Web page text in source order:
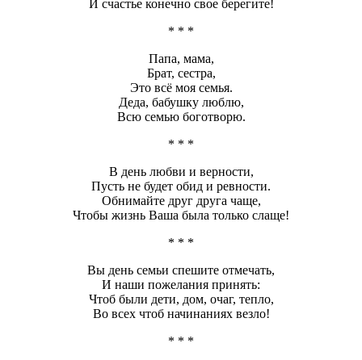
И счастье конечно свое берегите!
* * *
Папа, мама,
Брат, сестра,
Это всё моя семья.
Деда, бабушку люблю,
Всю семью боготворю.
* * *
В день любви и верности,
Пусть не будет обид и ревности.
Обнимайте друг друга чаще,
Чтобы жизнь Ваша была только слаще!
* * *
Вы день семьи спешите отмечать,
И наши пожелания принять:
Чтоб были дети, дом, очаг, тепло,
Во всех чтоб начинаниях везло!
* * *